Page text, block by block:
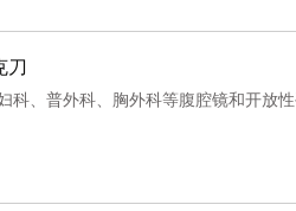
刀
科、普外科、胸外科等腹腔镜和开放性